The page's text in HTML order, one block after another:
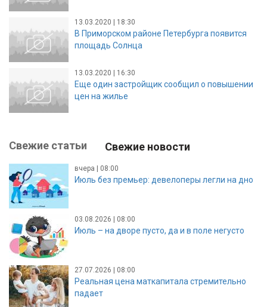
13.03.2020 | 18:30
В Приморском районе Петербурга появится
площадь Солнца
13.03.2020 | 16:30
Еще один застройщик сообщил о повышении
цен на жилье
Свежие статьи Свежие новости
вчера | 08:00
Июль без премьер: девелоперы легли на дно
03.08.2026 | 08:00
Июль – на дворе пусто, да и в поле негусто
27.07.2026 | 08:00
Реальная цена маткапитала стремительно
падает